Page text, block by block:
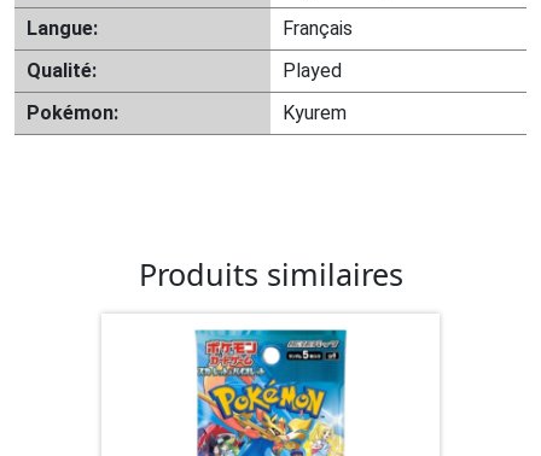
Langue:
Français
Qualité:
Played
Pokémon:
Kyurem
Produits similaires